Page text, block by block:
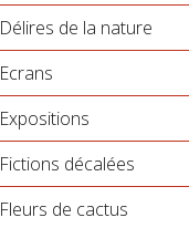
Délires de la nature
Ecrans
Expositions
Fictions décalées
Fleurs de cactus